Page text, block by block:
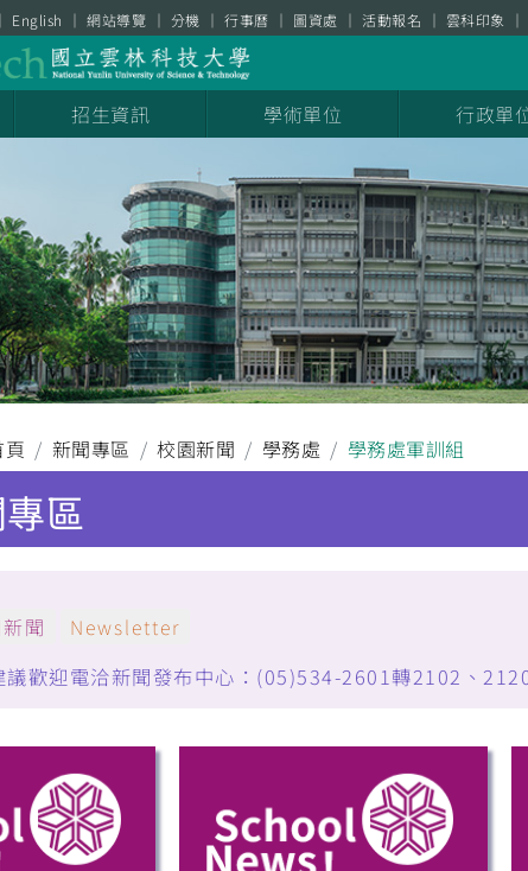
English 網站導覽 分機 行事曆 圖資處 活動報名 雲科印象
招生資訊 學術單位 行政單
頁 新聞專區 校園新聞 學務處 學務處軍訓組
區
聞
Newsletter
議歡迎電洽新聞發布中心：(05)534-2601轉2102、